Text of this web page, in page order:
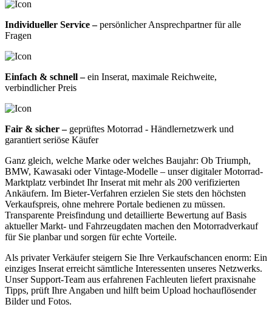
Individueller Service –persönlicher Ansprechpartner für alle
Fragen
Einfach & schnell –ein Inserat, maximale Reichweite,
verbindlicher Preis
Fair & sicher –geprüftes Motorrad - Händlernetzwerk und
garantiert seriöse Käufer
Ganz gleich, welche Marke oder welches Baujahr: Ob Triumph,
BMW, Kawasaki oder Vintage-Modelle – unser digitaler Motorrad-
Marktplatz verbindet Ihr Inserat mit mehr als 200 verifizierten
Ankäufern. Im Bieter-Verfahren erzielen Sie stets den höchsten
Verkaufspreis, ohne mehrere Portale bedienen zu müssen.
Transparente Preisfindung und detaillierte Bewertung auf Basis
aktueller Markt- und Fahrzeugdaten machen den Motorradverkauf
für Sie planbar und sorgen für echte Vorteile.
Als privater Verkäufer steigern Sie Ihre Verkaufschancen enorm: Ein
einziges Inserat erreicht sämtliche Interessenten unseres Netzwerks.
Unser Support-Team aus erfahrenen Fachleuten liefert praxisnahe
Tipps, prüft Ihre Angaben und hilft beim Upload hochauflösender
Bilder und Fotos.